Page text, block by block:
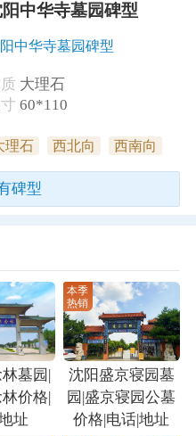
中华寺墓园碑型
中华寺墓园碑型
大理石
寸60*110
理石 西北向 西南向
碑型
墓园|
价格|
址
本季
热销
沈阳盛京寝园墓
园|盛京寝园公墓
价格|电话|地址